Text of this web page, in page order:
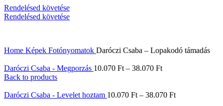
Rendelésed követése
Rendelésed követése
Home Képek Fotónyomatok Daróczi Csaba – Lopakodó támadás
Daróczi Csaba - Megporzás 10.070 Ft – 38.070 Ft
Back to products
Daróczi Csaba - Levelet hoztam 10.070 Ft – 38.070 Ft